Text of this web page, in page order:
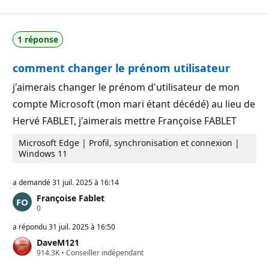
p
u
t
t
o
s
d
e
é
u
t
a
n
1 réponse
comment changer le prénom utilisateur
j'aimerais changer le prénom d'utilisateur de mon
compte Microsoft (mon mari étant décédé) au lieu de
Hervé FABLET, j'aimerais mettre Françoise FABLET
Microsoft Edge | Profil, synchronisation et connexion |
Windows 11
a demandé31 juil. 2025 à 16:14
Françoise Fablet
0P
i
t
s
a répondu31 juil. 2025 à 16:50
DaveM121
914.3K P• Conseiller indépendant